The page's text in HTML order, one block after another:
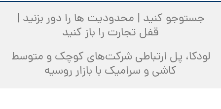
جستوجو کنید | محدودیت ها را دور بزنید |
قفل تجارت را باز کنید
لودکا، پل ارتباطی شرکت‌های کوچک و متوسط
کاشی و سرامیک با بازار روسیه